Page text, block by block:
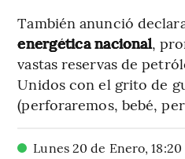
También anunció
energética nacional,
vastas reservas de
Unidos con el grito de
(perforaremos, bebé,
Lunes 20 de Enero,18:20